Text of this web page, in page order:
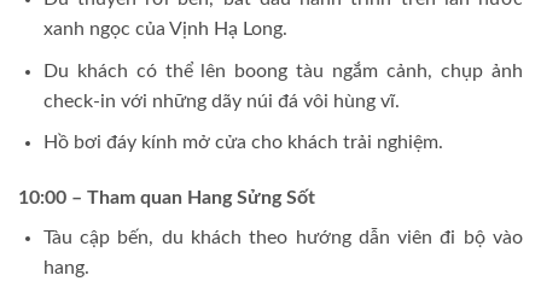
xanh ngọc của Vịnh Hạ Long.
Du khách có thể lên boong tàu ngắm cảnh, chụp ảnh
check-in với những dãy núi đá vôi hùng vĩ.
Hồ bơi đáy kính mở cửa cho khách trải nghiệm.
10:00 – Tham quan Hang Sửng Sốt
Tàu cập bến, du khách theo hướng dẫn viên đi bộ vào
hang.